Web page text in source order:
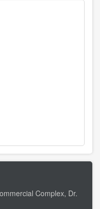
Complex, Dr.